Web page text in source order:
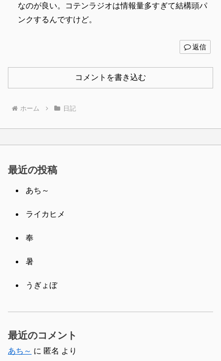
なのが良い。コテンラジオは情報量多すぎて結構頭パ
ンクするんですけど。
返信
コメントを書き込む
ホーム 日記
最近の投稿
あち～
ライカヒメ
奉
暑
うぎょぼ
最近のコメント
あち～ に 匿名 より